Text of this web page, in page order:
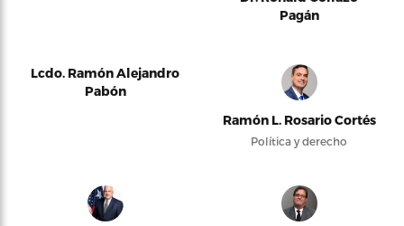
Pagán
Lcdo. Ramón Alejandro
Pabón
Ramón L. Rosario Cortés
Política y derecho